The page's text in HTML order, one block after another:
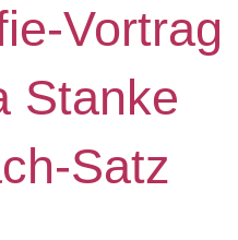
Vortrag
Stanke
Satz